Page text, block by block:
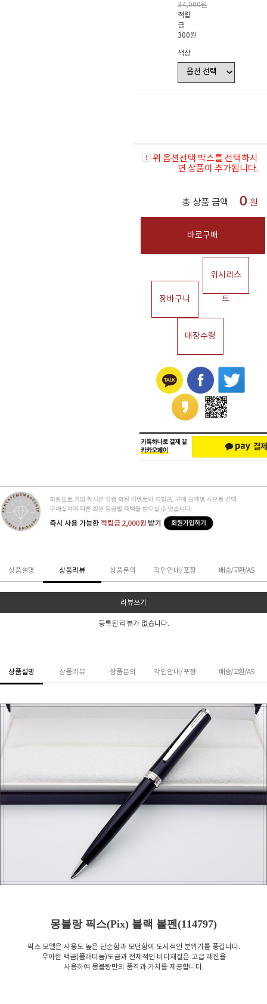
34,000원
적립
금
300원
색상
위 옵션선택 박스를 선택하시
면 상품이 추가됩니다.
총 상품 금액 0 원
바로구매
장바구니
위시리스
트
매장수령
상품설명 상품리뷰 상품문의 각인안내/포장 배송/교환/AS
리뷰쓰기
등록된 리뷰가 없습니다.
상품설명 상품리뷰 상품문의 각인안내/포장 배송/교환/AS
몽블랑 픽스(Pix) 블랙 볼펜(114797)
픽스 모델은 사용도 높은 단순함과 모던함이 도시적인 분위기를 풍깁니다.
우아한 백금(플래티늄)도금과 전체적인 바디재질은 고급 레진을
사용하여 몽블랑만의 품격과 가치를 제공합니다.